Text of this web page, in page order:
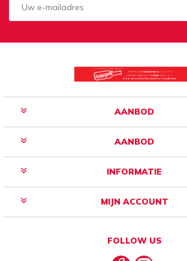
AANBOD
AANBOD
INFORMATIE
MIJN ACCOUNT
FOLLOW US